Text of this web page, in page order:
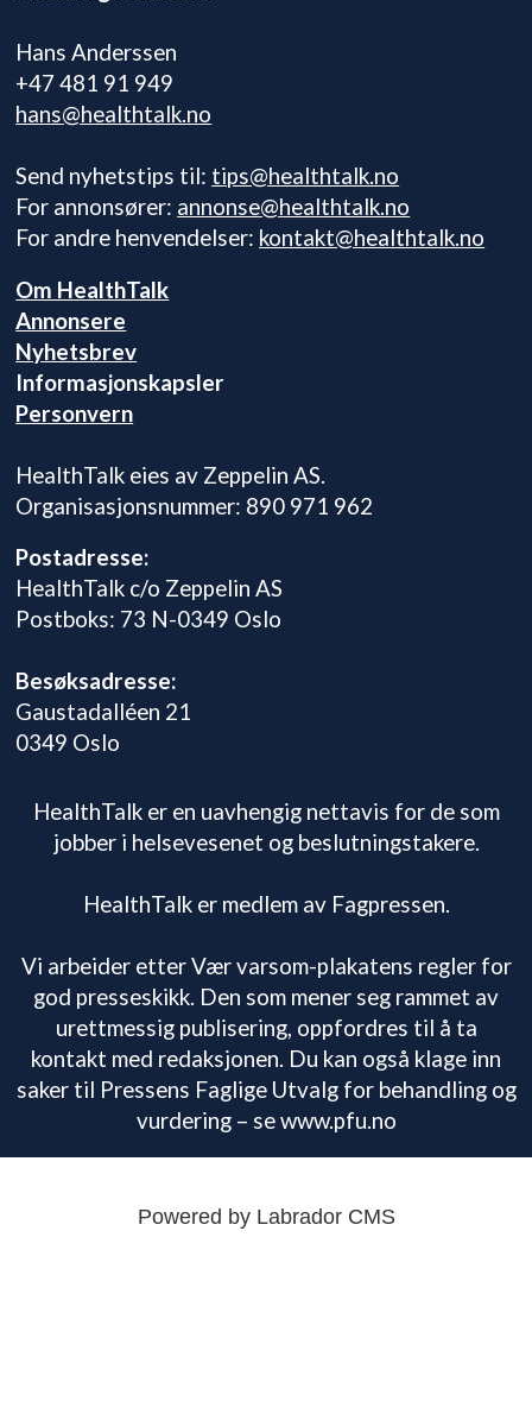
Hans Anderssen
+47 481 91 949
hans@healthtalk.no
Send nyhetstips til: tips@healthtalk.no
For annonsører: annonse@healthtalk.no
For andre henvendelser: kontakt@healthtalk.no
Om HealthTalk
Annonsere
Nyhetsbrev
Informasjonskapsler
Personvern
HealthTalk eies av Zeppelin AS.
Organisasjonsnummer: 890 971 962
Postadresse:
HealthTalk c/o Zeppelin AS
Postboks: 73 N-0349 Oslo
Besøksadresse:
Gaustadalléen 21
0349 Oslo
HealthTalk er en uavhengig nettavis for de som
jobber i helsevesenet og beslutningstakere.
HealthTalk er medlem av Fagpressen.
Vi arbeider etter Vær varsom-plakatens regler for
god presseskikk. Den som mener seg rammet av
urettmessig publisering, oppfordres til å ta
kontakt med redaksjonen. Du kan også klage inn
saker til Pressens Faglige Utvalg for behandling og
vurdering – se www.pfu.no
Powered by Labrador CMS